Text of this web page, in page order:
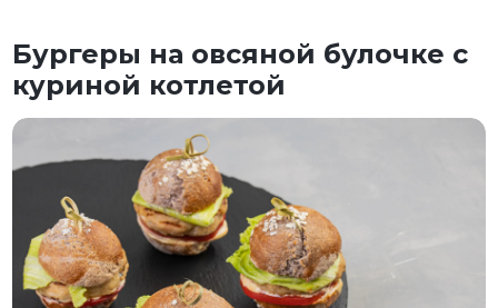
Бургеры на овсяной булочке с
куриной котлетой